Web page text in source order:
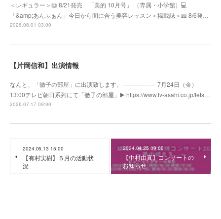
＜レギュラー＞📖 8/21発売 「美的 10月号」 （専属・小学館）💻
「&amp;あんふぁん」今日から間に合う美容レッスン＜掲載誌＞📖 8/6発…
2026.08.01 03:00
【片岡信和】出演情報
なんと、「徹子の部屋」に出演致します。----------------- 7月24日（金）
13:00テレビ朝日系列にて「徹子の部屋」▶️ https://www.tv-asahi.co.jp/tets…
2026.07.17 09:00
2024.05.13 15:00
【有村実樹】５月の活動状
況
2024.04.25 09:00
【中村由真】コンサートの
お知らせ